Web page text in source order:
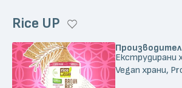
Rice UP
Производител
Екструдирани
Vegan храни,